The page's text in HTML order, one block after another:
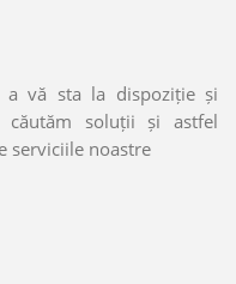
a vă sta la dispoziție și
soluții și astfel
serviciile noastre